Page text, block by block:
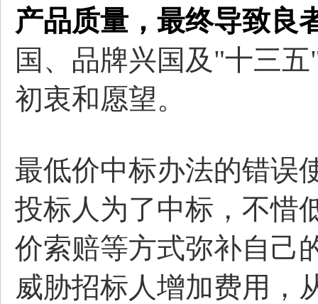
产品质量，最终导致良
国、品牌兴国及"十三
初衷和愿望。
最低价中标办法的错误
投标人为了中标，不惜
价索赔等方式弥补自己
威胁招标人增加费用，